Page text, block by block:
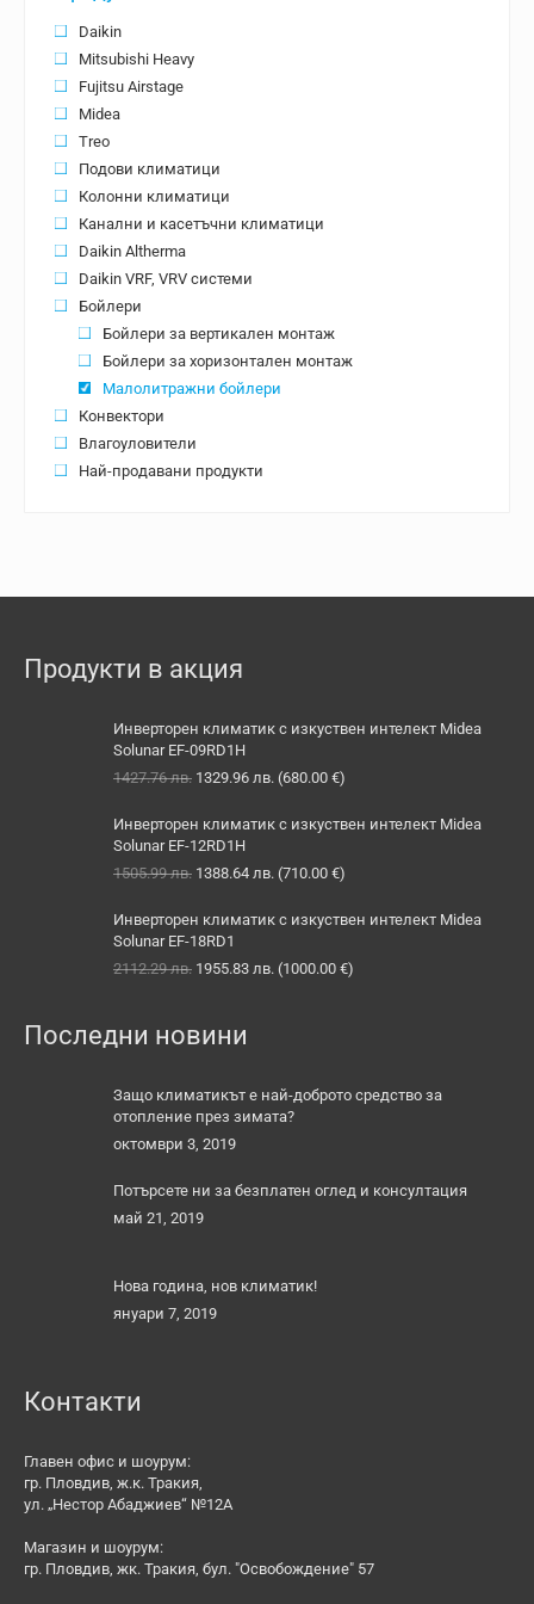
Daikin
Mitsubishi Heavy
Fujitsu Airstage
Midea
Treo
Подови климатици
Колонни климатици
Канални и касетъчни климатици
Daikin Altherma
Daikin VRF, VRV системи
Бойлери
Бойлери за вертикален монтаж
Бойлери за хоризонтален монтаж
Малолитражни бойлери
Конвектори
Влагоуловители
Най-продавани продукти
Продукти в акция
Инверторен климатик с изкуствен интелект Midea
Solunar EF-09RD1H
1427.76лв. Original
was:
1427.76 лв..
1329.96 лв. Текущата
е:
(680.00 €)
Инверторен климатик с изкуствен интелект Midea
Solunar EF-12RD1H
1505.99лв. Original
was:
1505.99 лв..
1388.64 лв. Текущата
е:
(710.00 €)
Инверторен климатик с изкуствен интелект Midea
Solunar EF-18RD1
2112.29лв. Original
2112.29 лв..
1955.83 лв. Текущата
(1000.00 €)
Последни новини
Защо климатикът е най-доброто средство за
отопление през зимата?
октомври 3, 2019
Потърсете ни за безплатен оглед и консултация
май 21, 2019
Нова година, нов климатик!
януари 7, 2019
Контакти
Главен офис и шоурум:
гр. Пловдив, ж.к. Тракия,
ул. „Нестор Абаджиев“ №12А
Магазин и шоурум:
гр. Пловдив, жк. Тракия, бул. "Освобождение" 57